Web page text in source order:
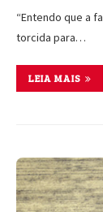
“Entendo que a
torcida para…
LEIA MAIS